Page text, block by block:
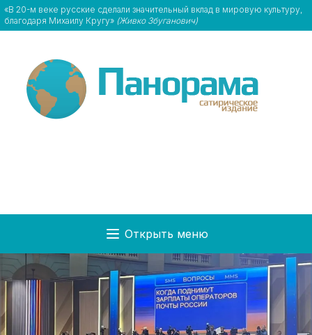
«В 20-м веке русские сделали значительный вклад в мировую культуру,
благодаря Михаилу Кругу» (Живко Збуганович)
Открыть меню